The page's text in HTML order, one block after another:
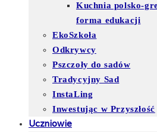
Kuchnia polsko-
forma edukacji
EkoSzkoła
Odkrywcy
Pszczoły do sadów
Tradycyjny Sad
InstaLing
Inwestując w Przyszłość
Uczniowie